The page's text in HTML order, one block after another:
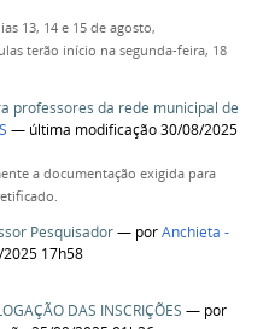
13, 14 e 15 de agosto,
terão início na segunda-feira, 18
professores da rede municipal de
— última modificação 30/08/2025
a documentação exigida para
Pesquisador— porAnchieta -
17h58
DAS INSCRIÇÕES — por